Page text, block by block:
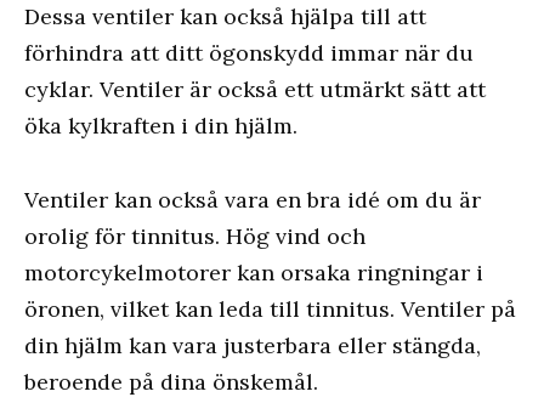
Dessa ventiler kan också hjälpa till att
förhindra att ditt ögonskydd immar när du
cyklar. Ventiler är också ett utmärkt sätt att
öka kylkraften i din hjälm.
Ventiler kan också vara en bra idé om du är
orolig för tinnitus. Hög vind och
motorcykelmotorer kan orsaka ringningar i
öronen, vilket kan leda till tinnitus. Ventiler på
din hjälm kan vara justerbara eller stängda,
beroende på dina önskemål.